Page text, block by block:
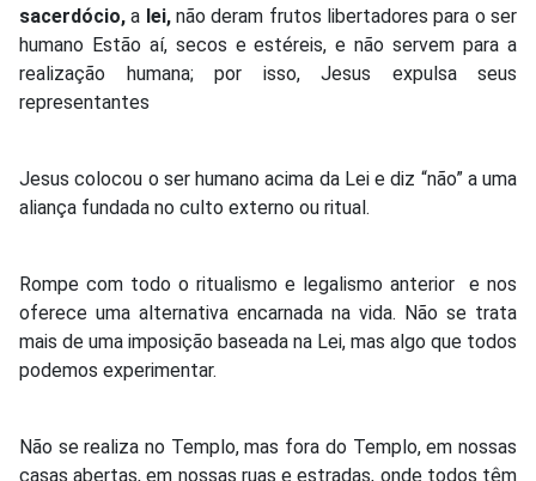
sacerdócio, a lei,não deram frutos libertadores para o ser
humano Estão aí, secos e estéreis, e não servem para a
realização humana; por isso, Jesus expulsa seus
representantes
Jesus colocou o ser humano acima da Lei e diz “não” a uma
aliança fundada no culto externo ou ritual.
Rompe com todo o ritualismo e legalismo anterior e nos
oferece uma alternativa encarnada na vida. Não se trata
mais de uma imposição baseada na Lei, mas algo que todos
podemos experimentar.
Não se realiza no Templo, mas fora do Templo, em nossas
casas abertas, em nossas ruas e estradas, onde todos têm